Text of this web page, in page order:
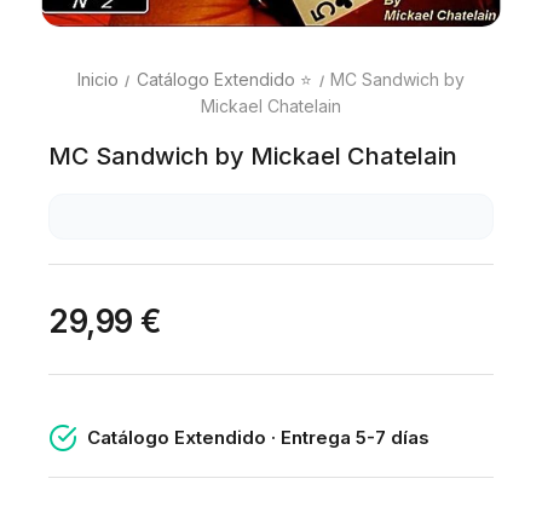
Inicio Catálogo Extendido ⭐
MC Sandwich by
Mickael Chatelain
MC Sandwich by Mickael Chatelain
29,99 €
Catálogo Extendido · Entrega 5-7 días